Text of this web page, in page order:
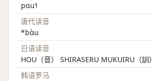
pɑu˥˧
唐代读音
*bɑ̀u
日语读音
HOU（音） SHIRASERU MUKUIRU（訓）
韩语罗马